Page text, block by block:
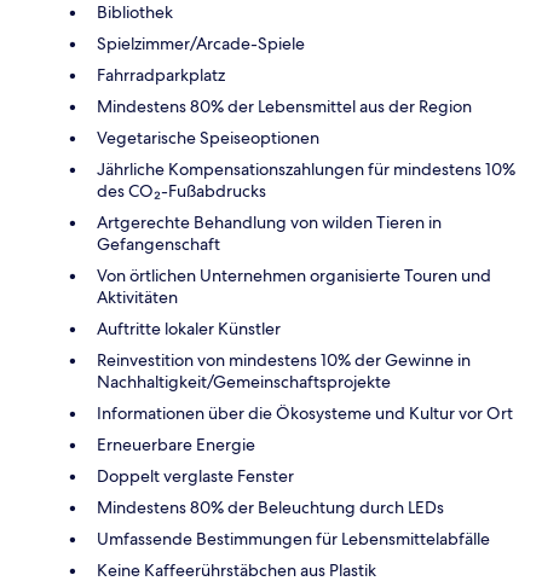
Bibliothek
Spielzimmer/Arcade-Spiele
Fahrradparkplatz
Mindestens 80% der Lebensmittel aus der Region
Vegetarische Speiseoptionen
Jährliche Kompensationszahlungen für mindestens 10%
des CO₂-Fußabdrucks
Artgerechte Behandlung von wilden Tieren in
Gefangenschaft
Von örtlichen Unternehmen organisierte Touren und
Aktivitäten
Auftritte lokaler Künstler
Reinvestition von mindestens 10% der Gewinne in
Nachhaltigkeit/Gemeinschaftsprojekte
Informationen über die Ökosysteme und Kultur vor Ort
Erneuerbare Energie
Doppelt verglaste Fenster
Mindestens 80% der Beleuchtung durch LEDs
Umfassende Bestimmungen für Lebensmittelabfälle
Keine Kaffeerührstäbchen aus Plastik